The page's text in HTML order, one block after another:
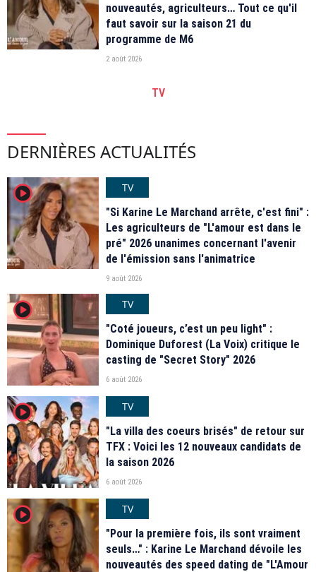
nouveautés, agriculteurs… Tout ce qu'il
faut savoir sur la saison 21 du
programme de M6
2 août 2026
TV
DERNIÈRES ACTUALITÉS
player2
TV
"Si Karine Le Marchand arrête, c'est fini" :
Les agriculteurs de "L'amour est dans le
pré" 2026 unanimes concernant l'avenir
de l'émission sans l'animatrice
9 août 2026
player2
TV
"Coté joueurs, c’est un peu light" :
Dominique Duforest (La Voix) critique le
casting de "Secret Story" 2026
6 août 2026
player2
TV
"La villa des coeurs brisés" de retour sur
TFX : Voici les 12 nouveaux candidats de
la saison 2026
6 août 2026
player2
TV
"Pour la première fois, ils sont vraiment
seuls…" : Karine Le Marchand dévoile les
nouveautés des speed dating de "L'Amour